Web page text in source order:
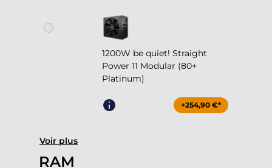
1200W be quiet! Straight
Power 11 Modular (80+
Platinum)
+254,90 €*
Voir plus
RAM